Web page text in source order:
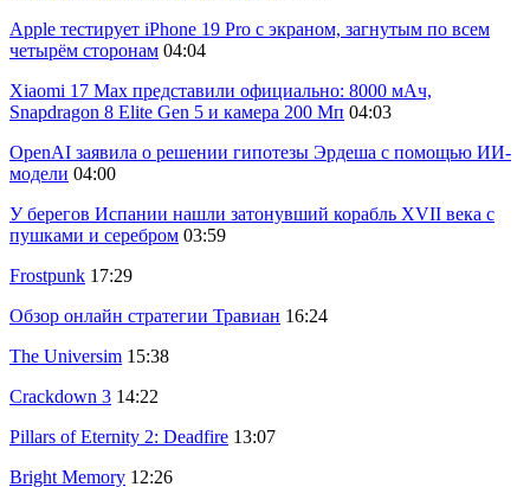
Apple тестирует iPhone 19 Pro с экраном, загнутым по всем
четырём сторонам 04:04
Xiaomi 17 Max представили официально: 8000 мАч,
Snapdragon 8 Elite Gen 5 и камера 200 Мп 04:03
OpenAI заявила о решении гипотезы Эрдеша с помощью ИИ-
модели 04:00
У берегов Испании нашли затонувший корабль XVII века с
пушками и серебром 03:59
Frostpunk 17:29
Обзор онлайн стратегии Травиан 16:24
The Universim 15:38
Crackdown 3 14:22
Pillars of Eternity 2: Deadfire 13:07
Bright Memory 12:26